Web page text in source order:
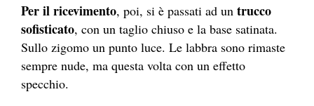
Per il ricevimento, poi, si è passati ad un trucco
sofisticato, con un taglio chiuso e la base satinata.
Sullo zigomo un punto luce. Le labbra sono rimaste
sempre nude, ma questa volta con un effetto
specchio.